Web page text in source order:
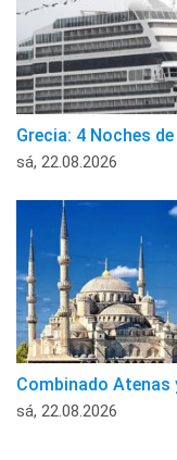
Grecia: 4 Noches
sá, 22.08.2026
Combinado Atenas
sá, 22.08.2026